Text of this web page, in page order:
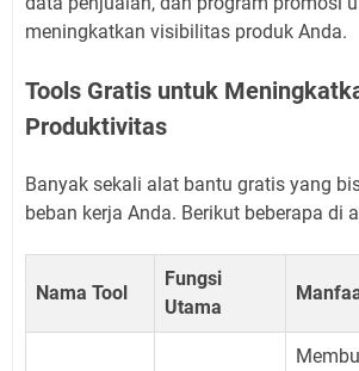
meningkatkan visibilitas produk Anda.
Tools Gratis untuk
Produktivitas
Banyak sekali alat bantu gratis yang
beban kerja Anda. Berikut beberapa di
Nama Tool
Fungsi
Utama